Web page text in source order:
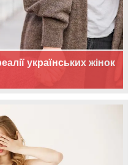
українських жінок